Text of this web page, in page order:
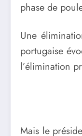
phase de
Une
portugaise
l’élimination
Mais le